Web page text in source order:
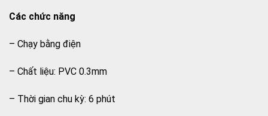
Các chức năng
– Chạy bằng điện
– Chất liệu: PVC 0.3mm
– Thời gian chu kỳ: 6 phút